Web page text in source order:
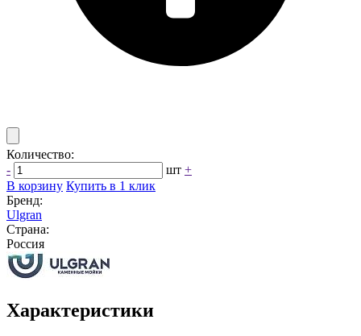
Количество:
-
шт +
В корзину Купить в 1 клик
Бренд:
Ulgran
Страна:
Россия
Характеристики